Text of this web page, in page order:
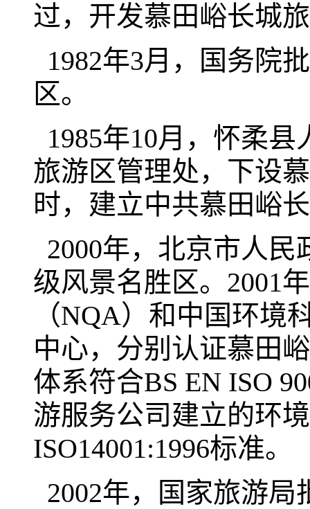
过，开发慕田峪长城
1982年3月，国务院
区。
1985年10月，怀柔
旅游区管理处，下设
时，建立中共慕田峪
2000年，北京市人
级风景名胜区。2001
（NQA）和中国环境
中心，分别认证慕田
体系符合BS EN ISO
游服务公司建立的环
ISO14001:1996标准。
2002年，国家旅游